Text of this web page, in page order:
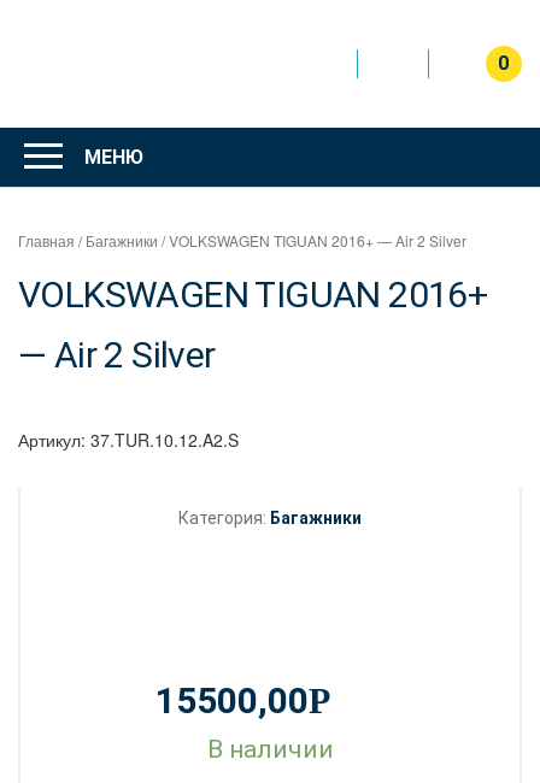
Интернет
магазин
"Can Auto"
0
МЕНЮ
Главная /Багажники / VOLKSWAGEN TIGUAN 2016+ — Air 2 Silver
VOLKSWAGEN TIGUAN 2016+
— Air 2 Silver
Артикул: 37.TUR.10.12.A2.S
Категория: Багажники
15500,00Р
В наличии